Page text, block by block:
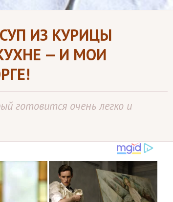
ИЗ КУРИЦЫ
— И МОИ
готовится очень легко и